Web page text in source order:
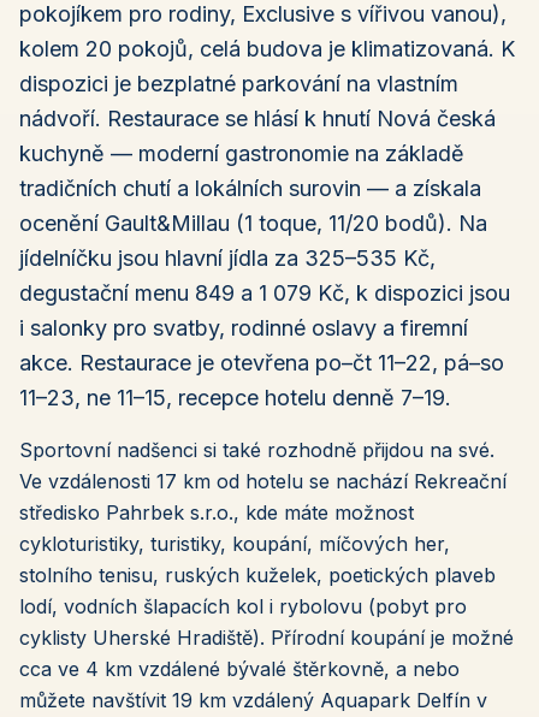
pokojíkem pro rodiny, Exclusive s vířivou vanou),
kolem 20 pokojů, celá budova je klimatizovaná. K
dispozici je bezplatné parkování na vlastním
nádvoří. Restaurace se hlásí k hnutí Nová česká
kuchyně — moderní gastronomie na základě
tradičních chutí a lokálních surovin — a získala
ocenění Gault&Millau (1 toque, 11/20 bodů). Na
jídelníčku jsou hlavní jídla za 325–535 Kč,
degustační menu 849 a 1 079 Kč, k dispozici jsou
i salonky pro svatby, rodinné oslavy a firemní
akce. Restaurace je otevřena po–čt 11–22, pá–so
11–23, ne 11–15, recepce hotelu denně 7–19.
Sportovní nadšenci si také rozhodně přijdou na své.
Ve vzdálenosti 17 km od hotelu se nachází Rekreační
středisko Pahrbek s.r.o., kde máte možnost
cykloturistiky, turistiky, koupání, míčových her,
stolního tenisu, ruských kuželek, poetických plaveb
lodí, vodních šlapacích kol i rybolovu (pobyt pro
cyklisty Uherské Hradiště). Přírodní koupání je možné
cca ve 4 km vzdálené bývalé štěrkovně, a nebo
můžete navštívit 19 km vzdálený Aquapark Delfín v